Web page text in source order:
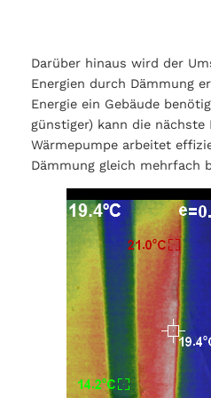
Darüber hinaus wird der
Energien durch Dämmung
Energie ein Gebäude
günstiger) kann die nächste
Wärmepumpe arbeitet
Dämmung gleich mehrfach